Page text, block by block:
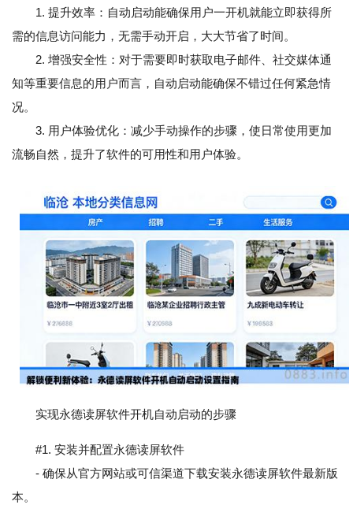
1. 提升效率：自动启动能确保用户一开机就能立即获得所
需的信息访问能力，无需手动开启，大大节省了时间。
2. 增强安全性：对于需要即时获取电子邮件、社交媒体通
知等重要信息的用户而言，自动启动能确保不错过任何紧急情
况。
3. 用户体验优化：减少手动操作的步骤，使日常使用更加
流畅自然，提升了软件的可用性和用户体验。
实现永德读屏软件开机自动启动的步骤
#1. 安装并配置永德读屏软件
- 确保从官方网站或可信渠道下载安装永德读屏软件最新版
本。